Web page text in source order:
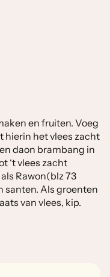
en fruiten. Voeg
hierin het vlees zacht
daon brambang in
‘t vlees zacht
Rawon(blz 73
santen. Als groenten
van vlees, kip.